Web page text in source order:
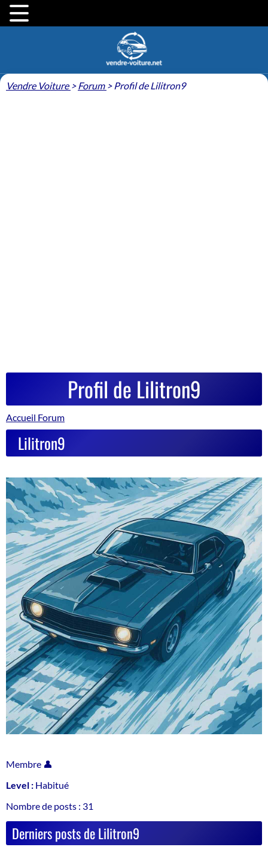
Vendre Voiture > Forum > Profil de Lilitron9
Profil de Lilitron9
Accueil Forum
Lilitron9
Membre 👤
Level : Habitué
Nombre de posts : 31
Derniers posts de Lilitron9